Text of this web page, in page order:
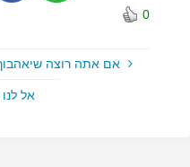
0
אם אתה רוצה
אל